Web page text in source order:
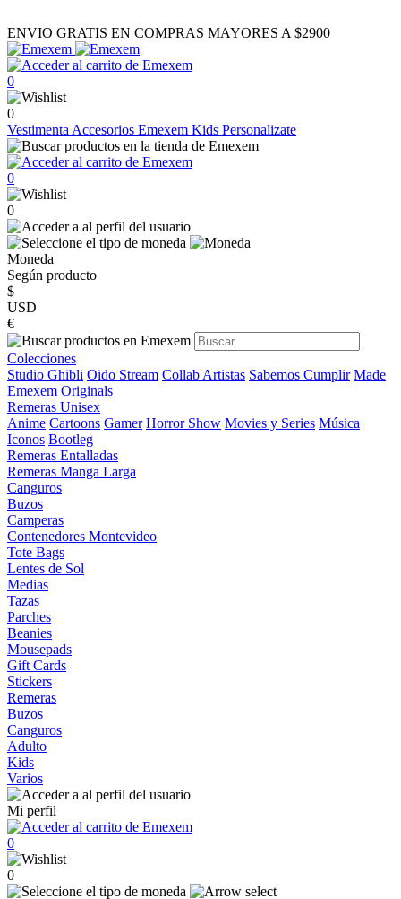
ENVIO GRATIS EN COMPRAS MAYORES A $2900
0
0
Vestimenta Accesorios Emexem Kids Personalizate
0
0
Moneda
Según producto
$
USD
€
Colecciones
Studio Ghibli Oido Stream Collab Artistas Sabemos Cumplir Made
Emexem Originals
Remeras Unisex
Anime Cartoons Gamer Horror Show Movies y Series Música
Iconos Bootleg
Remeras Entalladas
Remeras Manga Larga
Canguros
Buzos
Camperas
Contenedores Montevideo
Tote Bags
Lentes de Sol
Medias
Tazas
Parches
Beanies
Mousepads
Gift Cards
Stickers
Remeras
Buzos
Canguros
Adulto
Kids
Varios
Mi perfil
0
0